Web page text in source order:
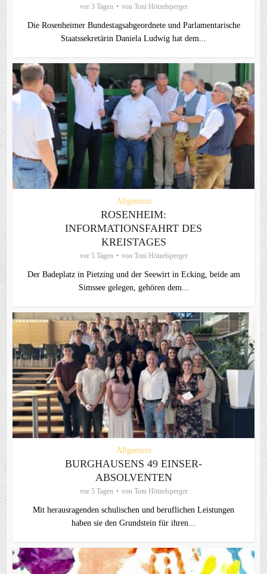
vor 3 Tagen von Toni Hötzelsperger
Die Rosenheimer Bundestagsabgeordnete und Parlamentarische
Staatssekretärin Daniela Ludwig hat dem...
Allgemein
ROSENHEIM:
INFORMATIONSFAHRT DES
KREISTAGES
vor 5 Tagen von Toni Hötzelsperger
Der Badeplatz in Pietzing und der Seewirt in Ecking, beide am
Simssee gelegen, gehören dem...
Allgemein
BURGHAUSENS 49 EINSER-
ABSOLVENTEN
vor 5 Tagen von Toni Hötzelsperger
Mit herausragenden schulischen und beruflichen Leistungen
haben sie den Grundstein für ihren...